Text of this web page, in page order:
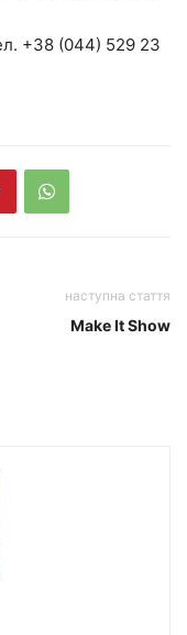
+38 (044) 529 23
наступна стаття
Make It Show